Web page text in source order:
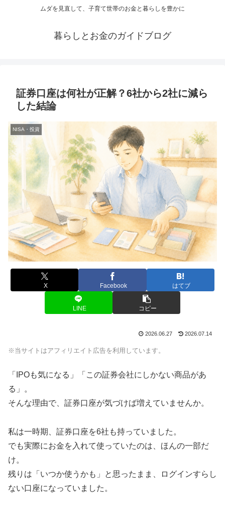
ムダを見直して、子育て世帯のお金と暮らしを豊かに
暮らしとお金のガイドブログ
証券口座は何社が正解？6社から2社に減ら
した結論
NISA・投資
X Facebook はてブ
LINE コピー
2026.06.27 2026.07.14
※当サイトはアフィリエイト広告を利用しています。
「IPOも気になる」「この証券会社にしかない商品があ
る」。
そんな理由で、証券口座が気づけば増えていませんか。
私は一時期、証券口座を6社も持っていました。
でも実際にお金を入れて使っていたのは、ほんの一部だ
け。
残りは「いつか使うかも」と思ったまま、ログインすらし
ない口座になっていました。